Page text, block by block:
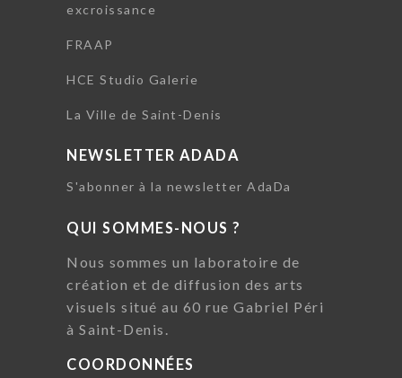
excroissance
FRAAP
HCE Studio Galerie
La Ville de Saint-Denis
NEWSLETTER ADADA
S'abonner à la newsletter AdaDa
QUI SOMMES-NOUS ?
Nous sommes un laboratoire de
création et de diffusion des arts
visuels situé au 60 rue Gabriel Péri
à Saint-Denis.
COORDONNÉES